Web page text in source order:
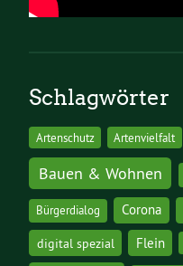
Schlagwörter
Artenschutz Artenvielfalt
Bauen & Wohnen
Bürgerdialog Corona
digital spezial Flein